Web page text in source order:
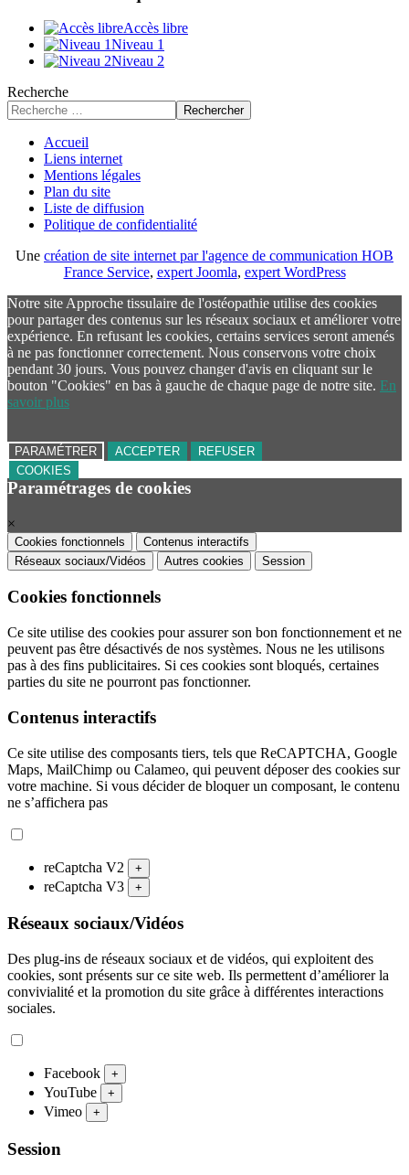
Accès libre
Niveau 1
Niveau 2
Recherche
Rechercher
Accueil
Liens internet
Mentions légales
Plan du site
Liste de diffusion
Politique de confidentialité
Une création de site internet par l'agence de communication HOB
France Service, expert Joomla, expert WordPress
Notre site Approche tissulaire de l'ostéopathie utilise des cookies
pour partager des contenus sur les réseaux sociaux et améliorer votre
expérience. En refusant les cookies, certains services seront amenés
à ne pas fonctionner correctement. Nous conservons votre choix
pendant 30 jours. Vous pouvez changer d'avis en cliquant sur le
bouton "Cookies" en bas à gauche de chaque page de notre site. En
savoir plus
PARAMÉTRER ACCEPTER
REFUSER
COOKIES
Paramétrages de cookies
×
Cookies fonctionnels
Contenus interactifs
Réseaux sociaux/Vidéos
Autres cookies Session
Cookies fonctionnels
Ce site utilise des cookies pour assurer son bon fonctionnement et ne
peuvent pas être désactivés de nos systèmes. Nous ne les utilisons
pas à des fins publicitaires. Si ces cookies sont bloqués, certaines
parties du site ne pourront pas fonctionner.
Contenus interactifs
Ce site utilise des composants tiers, tels que ReCAPTCHA, Google
Maps, MailChimp ou Calameo, qui peuvent déposer des cookies sur
votre machine. Si vous décider de bloquer un composant, le contenu
ne s’affichera pas
reCaptcha V2 +
reCaptcha V3 +
Réseaux sociaux/Vidéos
Des plug-ins de réseaux sociaux et de vidéos, qui exploitent des
cookies, sont présents sur ce site web. Ils permettent d’améliorer la
convivialité et la promotion du site grâce à différentes interactions
sociales.
Facebook +
YouTube +
Vimeo +
Session